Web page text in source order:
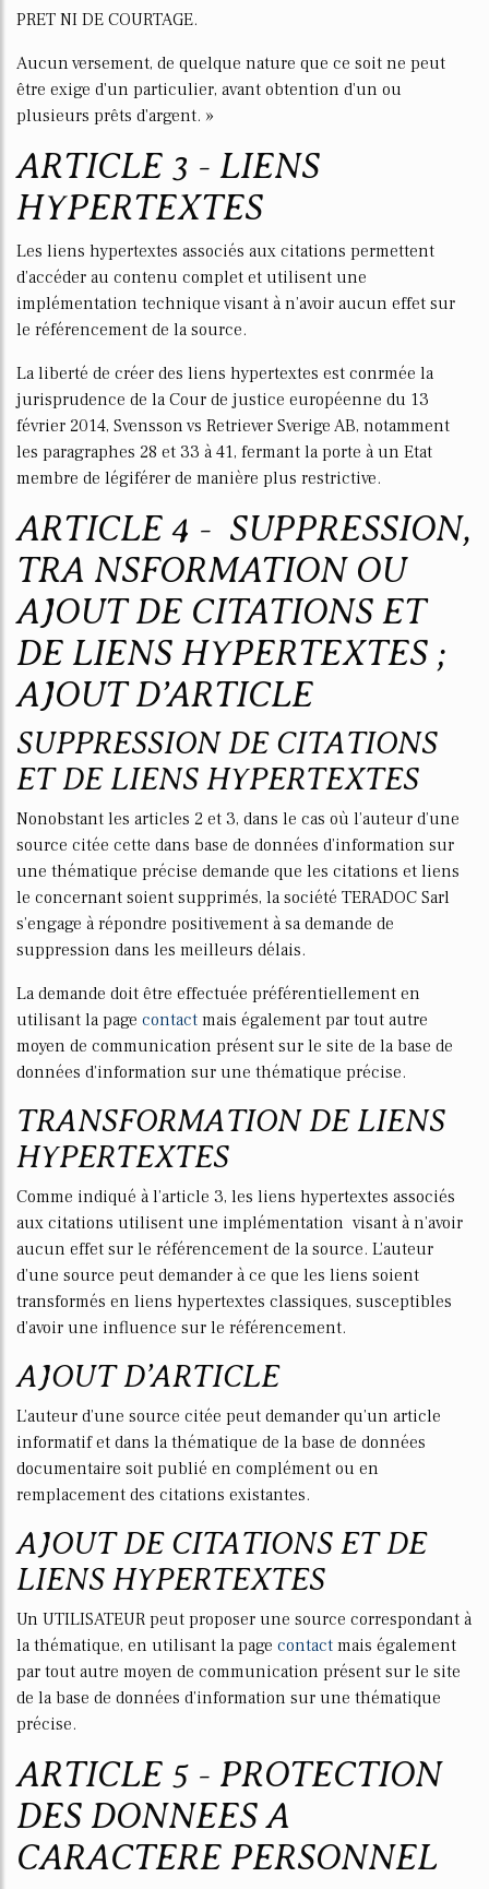
PRET NI DE COURTAGE.
Aucun versement, de quelque nature que ce soit ne peut
être exige d'un particulier, avant obtention d'un ou
plusieurs prêts d'argent. »
ARTICLE 3 - LIENS
HYPERTEXTES
Les liens hypertextes associés aux citations permettent
d’accéder au contenu complet et utilisent une
implémentation technique visant à n’avoir aucun effet sur
le référencement de la source.
La liberté de créer des liens hypertextes est confirmée la
jurisprudence de la Cour de justice européenne du 13
février 2014, Svensson vs Retriever Sverige AB, notamment
les paragraphes 28 et 33 à 41, fermant la porte à un Etat
membre de légiférer de manière plus restrictive.
ARTICLE 4 - SUPPRESSION,
TRA NSFORMATION OU
AJOUT DE CITATIONS ET
DE LIENS HYPERTEXTES ;
AJOUT D’ARTICLE
SUPPRESSION DE CITATIONS
ET DE LIENS HYPERTEXTES
Nonobstant les articles 2 et 3, dans le cas où l’auteur d’une
source citée cette dans base de données d’information sur
une thématique précise demande que les citations et liens
le concernant soient supprimés, la société TERADOC Sarl
s’engage à répondre positivement à sa demande de
suppression dans les meilleurs délais.
La demande doit être effectuée préférentiellement en
utilisant la page contact mais également par tout autre
moyen de communication présent sur le site de la base de
données d’information sur une thématique précise.
TRANSFORMATION DE LIENS
HYPERTEXTES
Comme indiqué à l’article 3, les liens hypertextes associés
aux citations utilisent une implémentation visant à n’avoir
aucun effet sur le référencement de la source. L’auteur
d’une source peut demander à ce que les liens soient
transformés en liens hypertextes classiques, susceptibles
d’avoir une influence sur le référencement.
AJOUT D’ARTICLE
L’auteur d’une source citée peut demander qu’un article
informatif et dans la thématique de la base de données
documentaire soit publié en complément ou en
remplacement des citations existantes.
AJOUT DE CITATIONS ET DE
LIENS HYPERTEXTES
Un UTILISATEUR peut proposer une source correspondant à
la thématique, en utilisant la page contact mais également
par tout autre moyen de communication présent sur le site
de la base de données d’information sur une thématique
précise.
ARTICLE 5 - PROTECTION
DES DONNEES A
CARACTERE PERSONNEL